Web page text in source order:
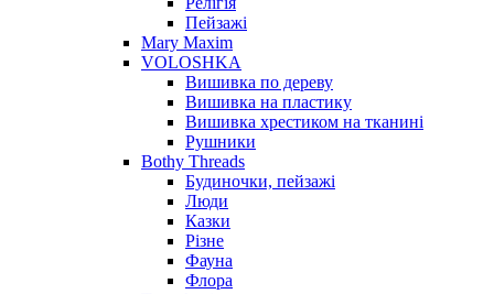
Пейзажі
Mary Maxim
VOLOSHKA
Вишивка по дереву
Вишивка на пластику
Вишивка хрестиком на тканині
Рушники
Bothy Threads
Будиночки, пейзажі
Люди
Казки
Різне
Фауна
Флора